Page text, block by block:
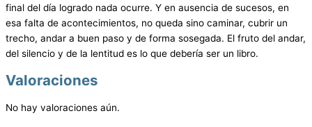
final del día logrado nada ocurre. Y en ausencia de sucesos, en
esa falta de acontecimientos, no queda sino caminar, cubrir un
trecho, andar a buen paso y de forma sosegada. El fruto del andar,
del silencio y de la lentitud es lo que debería ser un libro.
Valoraciones
No hay valoraciones aún.